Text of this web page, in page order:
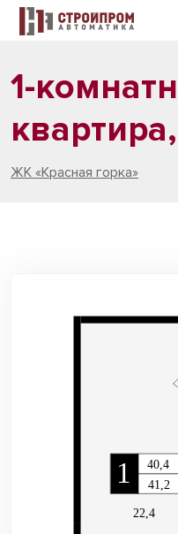
1-
ЖК «Красная горка»